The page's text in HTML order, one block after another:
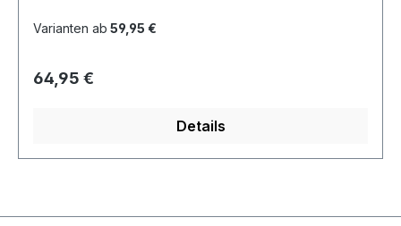
Varianten ab 59,95 €
Regulärer Preis:
64,95 €
Details